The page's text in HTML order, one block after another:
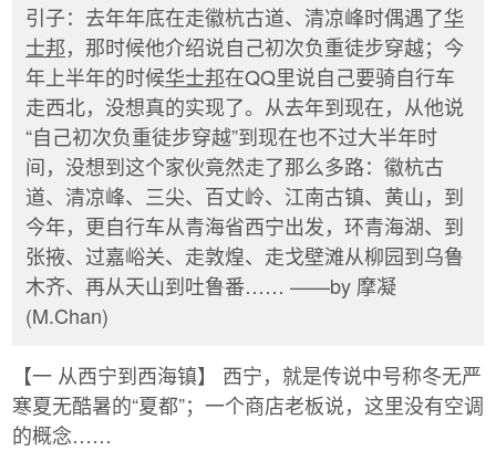
引子：去年年底在走徽杭古道、清凉峰时偶遇了华
士邦，那时候他介绍说自己初次负重徒步穿越；今
年上半年的时候华士邦在QQ里说自己要骑自行车
走西北，没想真的实现了。从去年到现在，从他说
“自己初次负重徒步穿越”到现在也不过大半年时
间，没想到这个家伙竟然走了那么多路：徽杭古
道、清凉峰、三尖、百丈岭、江南古镇、黄山，到
今年，更自行车从青海省西宁出发，环青海湖、到
张掖、过嘉峪关、走敦煌、走戈壁滩从柳园到乌鲁
木齐、再从天山到吐鲁番…… ——by 摩凝
(M.Chan)
【一 从西宁到西海镇】 西宁，就是传说中号称冬无严
寒夏无酷暑的“夏都”；一个商店老板说，这里没有空调
的概念……